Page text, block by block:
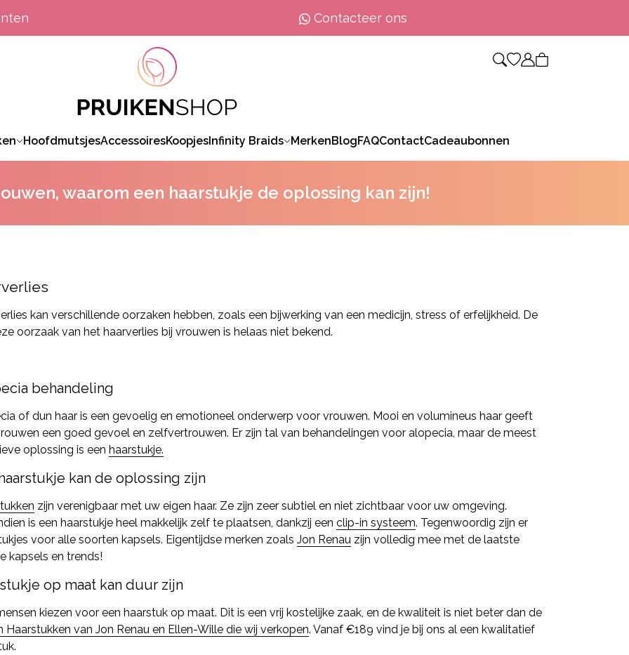
Contacteer ons
HoofdmutsjesAccessoiresKoopjesInfinity Braids MerkenBlogFAQContactCadeaubonnen
waarom een haarstukje de oplossing kan zijn!
kan verschillende oorzaken hebben, zoals een bijwerking van een medicijn, stress of erfelijkheid. De
oorzaak van het haarverlies bij vrouwen is helaas niet bekend.
behandeling
of dun haar is een gevoelig en emotioneel onderwerp voor vrouwen. Mooi en volumineus haar geeft
een goed gevoel en zelfvertrouwen. Er zijn tal van behandelingen voor alopecia, maar de meest
oplossing is een haarstukje.
kan de oplossing zijn
zijn verenigbaar met uw eigen haar. Ze zijn zeer subtiel en niet zichtbaar voor uw omgeving.
is een haarstukje heel makkelijk zelf te plaatsen, dankzij een clip-in systeem. Tegenwoordig zijn er
voor alle soorten kapsels. Eigentijdse merken zoals Jon Renau zijn volledig mee met de laatste
kapsels en trends!
op maat kan duur zijn
kiezen voor een haarstuk op maat. Dit is een vrij kostelijke zaak, en de kwaliteit is niet beter dan de
Haarstukken van Jon Renau en Ellen-Wille die wij verkopen. Vanaf €189 vind je bij ons al een kwalitatief